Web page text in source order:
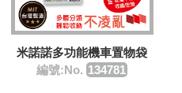
米諾諾多功能機車置物袋
編號:No. 134781